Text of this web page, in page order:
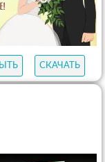
СКАЧАТЬ